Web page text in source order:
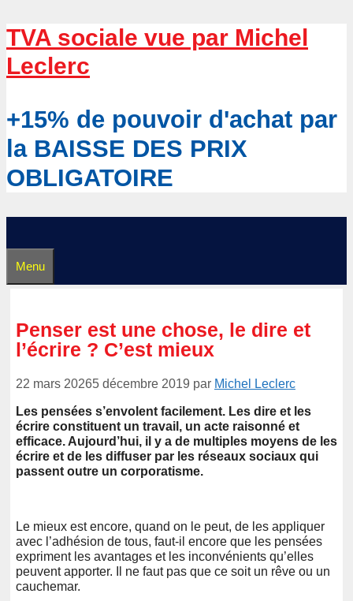
Aller
au
contenu
TVA sociale vue par Michel
Leclerc
+15% de pouvoir d'achat par
la BAISSE DES PRIX
OBLIGATOIRE
Menu
Penser est une chose, le dire et
l’écrire ? C’est mieux
22 mars 20265 décembre 2019 par Michel Leclerc
Les pensées s’envolent facilement. Les dire et les
écrire constituent un travail, un acte raisonné et
efficace. Aujourd’hui, il y a de multiples moyens de les
écrire et de les diffuser par les réseaux sociaux qui
passent outre un corporatisme.
Le mieux est encore, quand on le peut, de les appliquer
avec l’adhésion de tous, faut-il encore que les pensées
expriment les avantages et les inconvénients qu’elles
peuvent apporter. Il ne faut pas que ce soit un rêve ou un
cauchemar.